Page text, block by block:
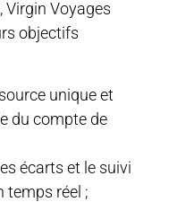
Virgin Voyages
objectifs
unique et
du compte de
écarts et le suivi
temps réel ;